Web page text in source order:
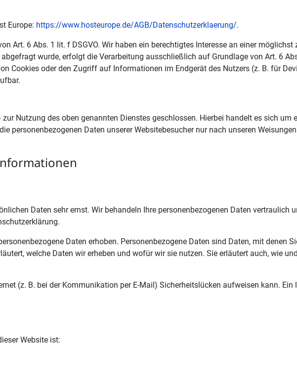
Europe: https://www.hosteurope.de/AGB/Datenschutzerklaerung/.
Art. 6 Abs. 1 lit. f DSGVO. Wir haben ein berechtigtes Interesse an einer
wurde, erfolgt die Verarbeitung ausschließlich auf Grundlage von Art. 6
Cookies oder den Zugriff auf Informationen im Endgerät des Nutzers (z. B. für
Nutzung des oben genannten Dienstes geschlossen. Hierbei handelt es sich um
personenbezogenen Daten unserer Websitebesucher nur nach unseren
Daten sehr ernst. Wir behandeln Ihre personenbezogenen Daten vertraulich
Daten erhoben. Personenbezogene Daten sind Daten, mit denen
welche Daten wir erheben und wofür wir sie nutzen. Sie erläutert auch, wie
(z. B. bei der Kommunikation per E-Mail) Sicherheitslücken aufweisen kann. Ein
Website ist: